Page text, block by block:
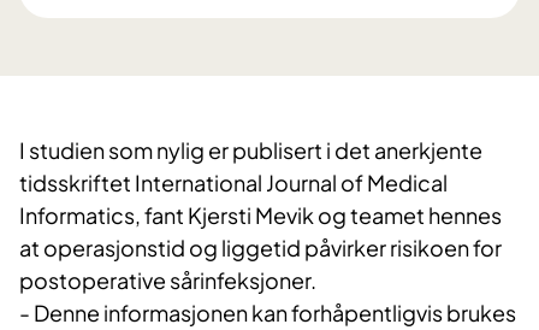
I studien som nylig er publisert i det anerkjente
tidsskriftet International Journal of Medical
Informatics, fant Kjersti Mevik og teamet hennes
at operasjonstid og liggetid påvirker risikoen for
postoperative sårinfeksjoner.
- Denne informasjonen kan forhåpentligvis brukes